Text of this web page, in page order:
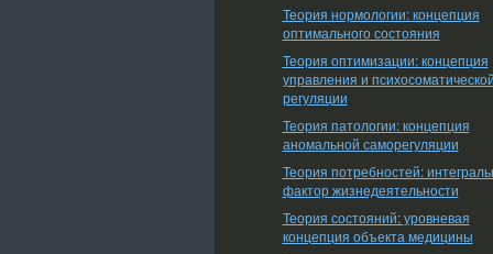
Теория нормологии: концепция
оптимального состояния
Теория оптимизации: концепция
управления и психосоматической
регуляции
Теория патологии: концепция
аномальной саморегуляции
Теория потребностей:
фактор жизнедеятельности
Теория состояний: уровневая
концепция объекта медицины